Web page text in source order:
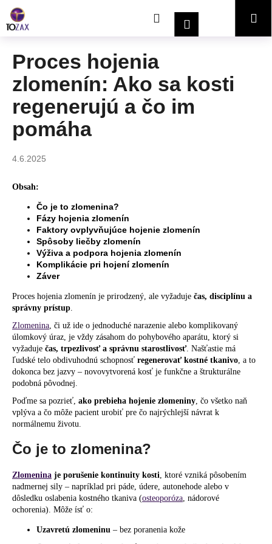
obsah
HľadaťPrihlásenieNákupný
Proces hojenia
zlomenín: Ako sa kosti
regenerujú a čo im
pomáha
4.6.2025
Obsah:
Čo je to zlomenina?
Fázy hojenia zlomenín
Faktory ovplyvňujúce hojenie zlomenín
Spôsoby liečby zlomenín
Výživa a podpora hojenia zlomenín
Komplikácie pri hojení zlomenín
Záver
Proces hojenia zlomenín je prirodzený, ale vyžaduje čas, disciplínu a
správny prístup
Zlomenina , či už ide o jednoduché narazenie alebo komplikovaný
úlomkový úraz, je vždy zásahom do pohybového aparátu, ktorý si
vyžaduje čas, trpezlivosť a správnu starostlivosť. Našťastie má
ľudské telo obdivuhodnú schopnosť regenerovať kostné tkanivo , a to
dokonca bez jazvy – novovytvorená kosť je funkčne a štrukturálne
podobná pôvodnej.
Poďme sa pozrieť, ako prebieha hojenie zlomeniny , čo všetko naň
vplýva a čo môže pacient urobiť pre čo najrýchlejší návrat k
normálnemu životu.
Čo je to zlomenina?
Zlomenina je porušenie kontinuity kosti, ktoré vzniká pôsobením
nadmernej sily – napríklad pri páde, údere, autonehode alebo v
dôsledku oslabenia kostného tkaniva (osteoporóza, nádorové
ochorenia). Môže ísť o:
Uzavretú zlomeninu – bez poranenia kože
o
Č
o
o
t
r
e
u
j
s
ť
?
HĽADAŤ
d
p
o